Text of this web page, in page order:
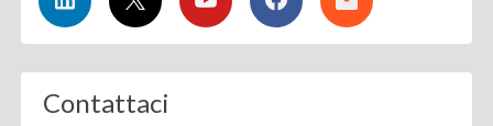
Contattaci